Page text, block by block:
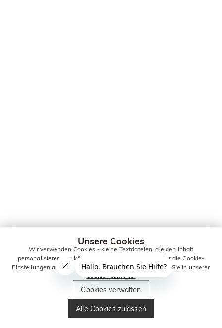
Unsere Cookies
Wir verwenden Cookies - kleine Textdateien, die den Inhalt
personalisieren. Sie können alle Cookies zulassen oder die Cookie-
Einstellungen anpassen. Weitere Informationen erhalten Sie in unserer
Cookie-Richtlinie.
Cookies verwalten
Alle Cookies zulassen